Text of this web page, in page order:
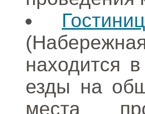
находится
езды на
места